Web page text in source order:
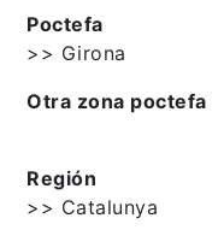
Poctefa
>> Girona
Otra zona poctefa
Región
>> Catalunya